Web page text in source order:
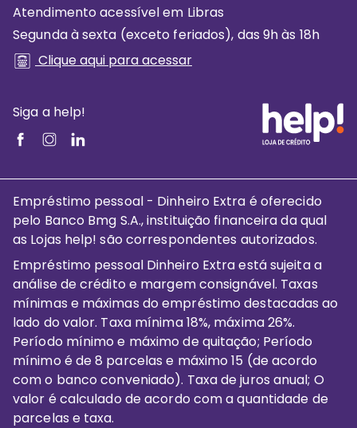
Siga a help!
Atendimento acessível em Libras
Segunda à sexta (exceto feriados), das 9h às 18h
Clique aqui para acessar
Empréstimo pessoal - Dinheiro Extra é oferecido
pelo Banco Bmg S.A., instituição financeira da qual
as Lojas help! são correspondentes autorizados.
Empréstimo pessoal Dinheiro Extra está sujeita a
análise de crédito e margem consignável. Taxas
mínimas e máximas do empréstimo destacadas ao
lado do valor. Taxa mínima 18%, máxima 26%.
Período mínimo e máximo de quitação; Período
mínimo é de 8 parcelas e máximo 15 (de acordo
com o banco conveniado). Taxa de juros anual; O
valor é calculado de acordo com a quantidade de
parcelas e taxa.